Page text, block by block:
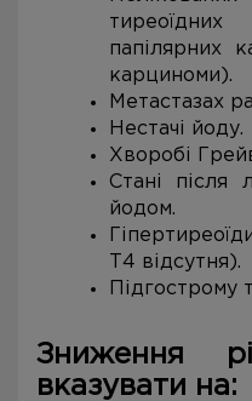
папілярних
карциноми).
Метастазах
Нестачі йоду.
Хворобі
Стані після
йодом.
Т4 відсутня).
Підгострому
Зниження
вказувати на: